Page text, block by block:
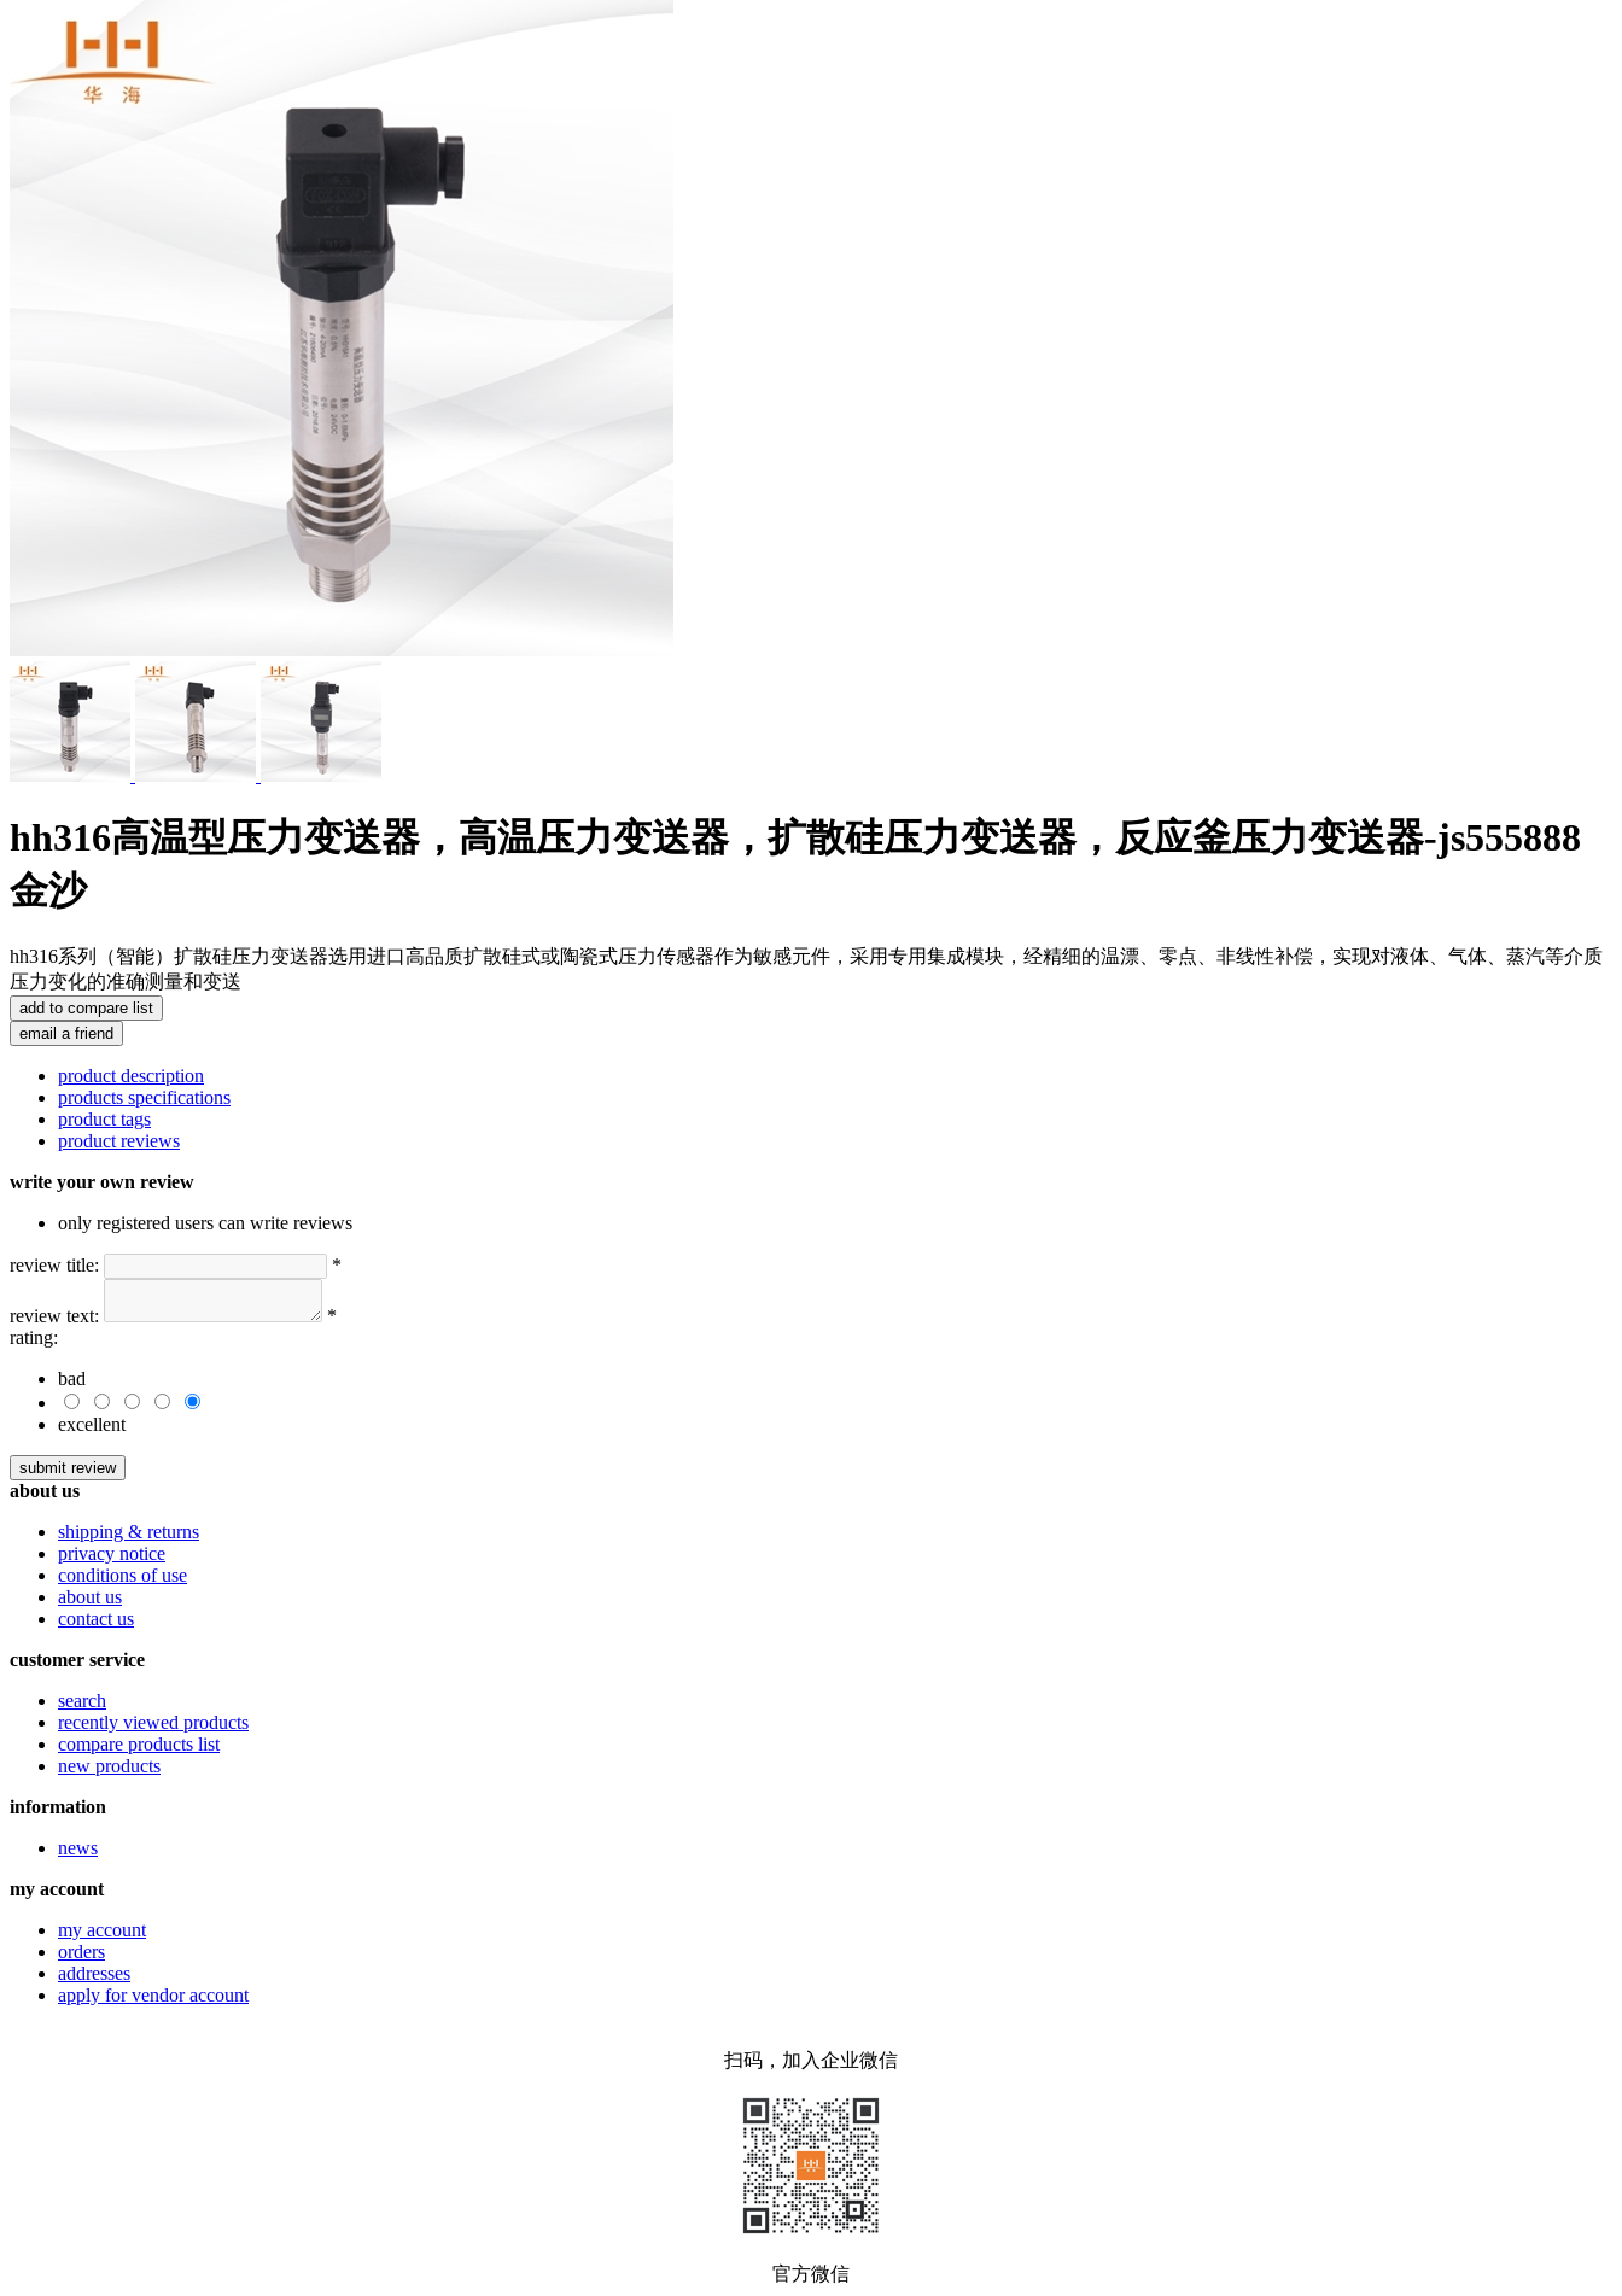
hh316高温型压力变送器，高温压力变送器，扩散硅压力变送器，反应釜压力变送器-js555888
金沙
hh316系列（智能）扩散硅压力变送器选用进口高品质扩散硅式或陶瓷式压力传感器作为敏感元件，采用专用集成模块，经精细的温漂、零点、非线性补偿，实现对液体、气体、蒸汽等介质
压力变化的准确测量和变送
product description
products specifications
product tags
product reviews
write your own review
only registered users can write reviews
review title: *
review text:
*
rating:
bad
excellent
about us
shipping & returns
privacy notice
conditions of use
about us
contact us
customer service
search
recently viewed products
compare products list
new products
information
news
my account
my account
orders
addresses
apply for vendor account
扫码，加入企业微信
官方微信